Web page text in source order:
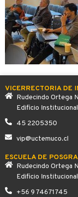
VICERRECTORIA DE
Rudecindo Ortega
Edificio
45 2205350
vip@uctemuco.cl
ESCUELA DE
Rudecindo Ortega
Edificio
+56 9 74671745